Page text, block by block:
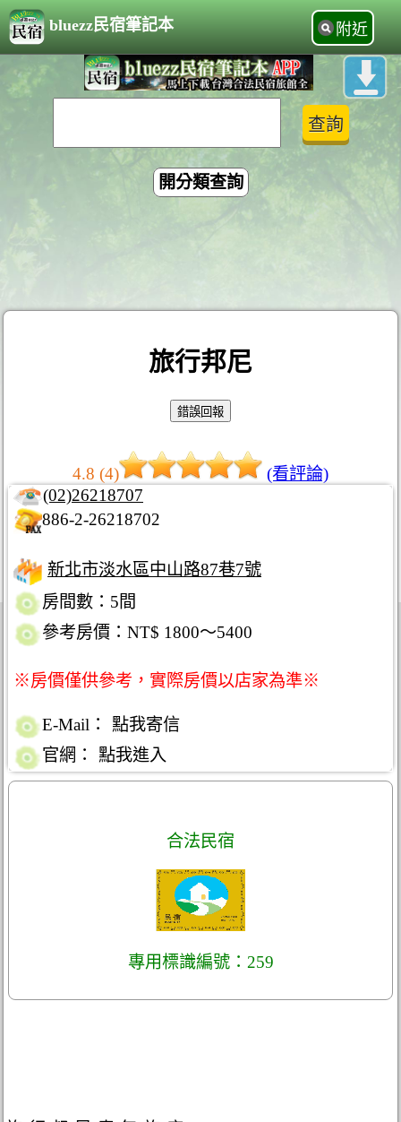
bluezz民宿筆記本 附近
開分類查詢
旅行邦尼
4.8 (4)
(看評論)
(02)26218707
886-2-26218702
新北市淡水區中山路87巷7號
房間數：5間
參考房價：NT$ 1800～5400
※房價僅供參考，實際房價以店家為準※
E-Mail：
點我寄信
官網：
點我進入
合法民宿
專用標識編號：259